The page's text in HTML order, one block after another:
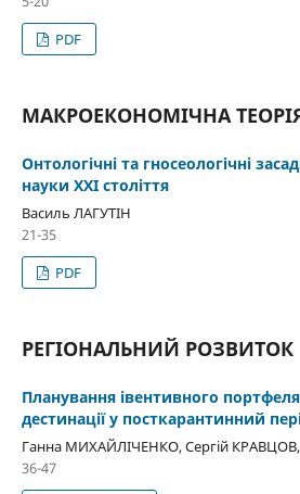
PDF
МАКРОЕКОНОМІЧНА
Онтологічні та гносеологічні
науки ХХІ століття
Василь ЛАГУТІН
21-35
PDF
РЕГІОНАЛЬНИЙ РОЗВИТОК
Планування івентивного
дестинації у посткарантинний
Ганна МИХАЙЛІЧЕНКО, Сергій
36-47